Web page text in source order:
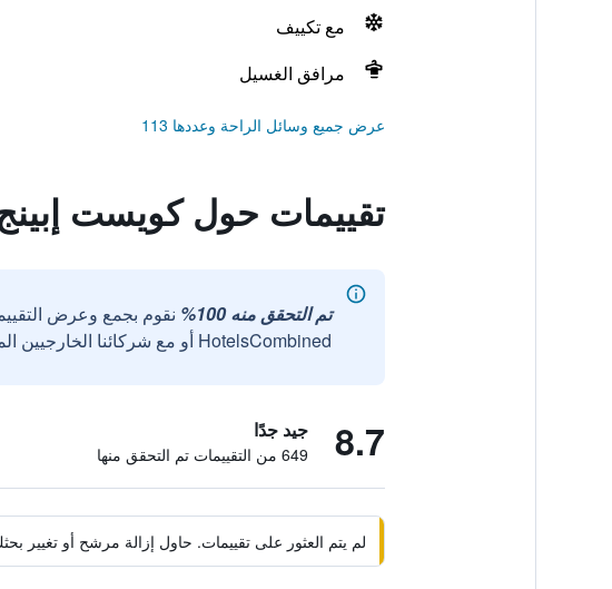
مع تكييف
مرافق الغسيل
عرض جميع وسائل الراحة وعددها 113
تقييمات حول كويست
تم التحقق منه 100%
نقوم بجمع وعرض
HotelsCombined أو مع شركائنا الخارجيين الموثوقين.
8.7 جيد جدًا
649 من التقييمات تم التحقق منها
لم يتم العثور على تقييمات. حاول إزالة مرشح أو